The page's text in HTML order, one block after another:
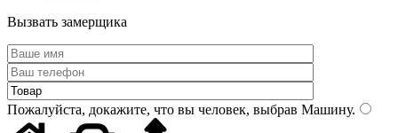
Вызвать замерщика
Пожалуйста, докажите, что вы человек, выбрав Машину.